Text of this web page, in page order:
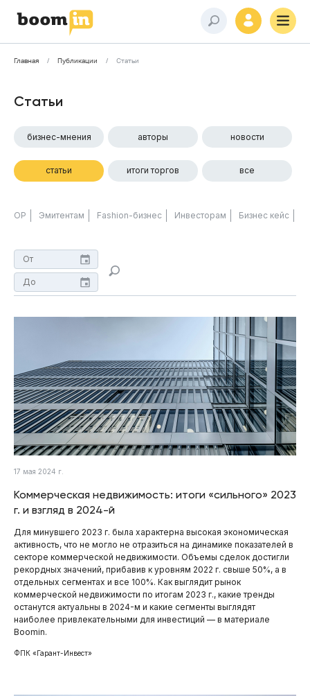
Главная Публикации Статьи
Статьи
бизнес-мнения авторы новости
статьи итоги торгов все
ОР Эмитентам Fashion-бизнес Инвесторам Бизнес кейс
17 мая 2024 г.
Коммерческая недвижимость: итоги «сильного» 2023
г. и взгляд в 2024-й
Для минувшего 2023 г. была характерна высокая экономическая
активность, что не могло не отразиться на динамике показателей в
секторе коммерческой недвижимости. Объемы сделок достигли
рекордных значений, прибавив к уровням 2022 г. свыше 50%, а в
отдельных сегментах и все 100%. Как выглядит рынок
коммерческой недвижимости по итогам 2023 г., какие тренды
останутся актуальны в 2024-м и какие сегменты выглядят
наиболее привлекательными для инвестиций — в материале
Boomin.
ФПК «Гарант-Инвест»